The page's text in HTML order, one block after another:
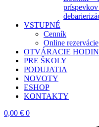
VSTUPNÉ
Cenník
Online rezervácie
OTVÁRACIE
PRE ŠKOLY
PODUJATIA
NOVOTY
ESHOP
KONTAKTY
0,00 € 0